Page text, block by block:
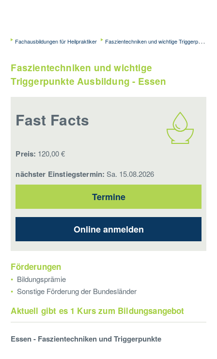
Fachausbildungen für Heilpraktiker Faszientechniken und wichtige Triggerpunkte Ausbildung - Essen
Faszientechniken und wichtige
Triggerpunkte Ausbildung - Essen
Fast Facts
Preis: 120,00 €
nächster Einstiegstermin: Sa. 15.08.2026
Termine
Online anmelden
Förderungen
Bildungsprämie
Sonstige Förderung der Bundesländer
Aktuell gibt es 1 Kurs zum Bildungsangebot
Essen - Faszientechniken und Triggerpunkte